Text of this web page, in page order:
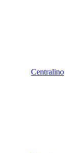
Centralino